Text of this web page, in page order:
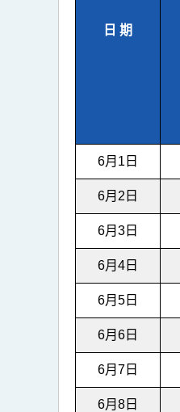
日 期
6月1日
6月2日
6月3日
6月4日
6月5日
6月6日
6月7日
6月8日